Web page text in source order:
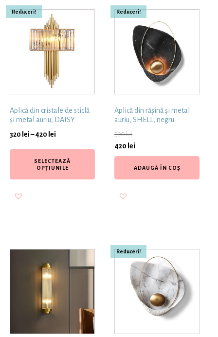
Reduceri!
Aplică din cristale de sticlă
și metal auriu, DAISY
320 lei–420 lei
SELECTEAZĂ
OPȚIUNILE
Reduceri!
Aplică din rășină și metal
auriu, SHELL, negru
590lei
420 lei
ADAUGĂ ÎN COȘ
Reduceri!